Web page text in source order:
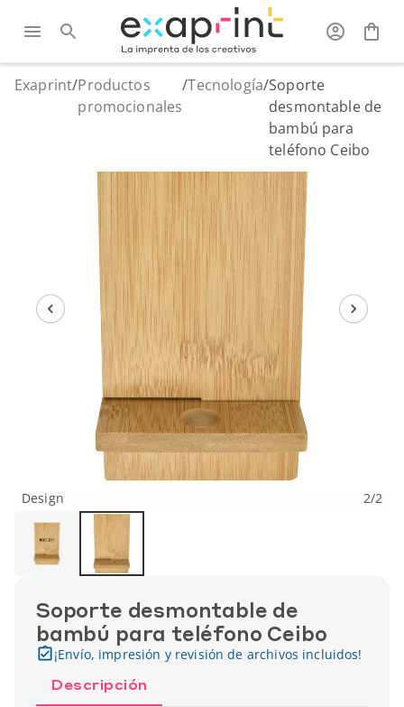
Exaprint/Productos
promocionales
/Tecnología/Soporte
desmontable de
bambú para
teléfono Ceibo
Design 2/2
Soporte desmontable de
bambú para teléfono Ceibo
¡Envío, impresión y revisión de archivos incluidos!
Descripción